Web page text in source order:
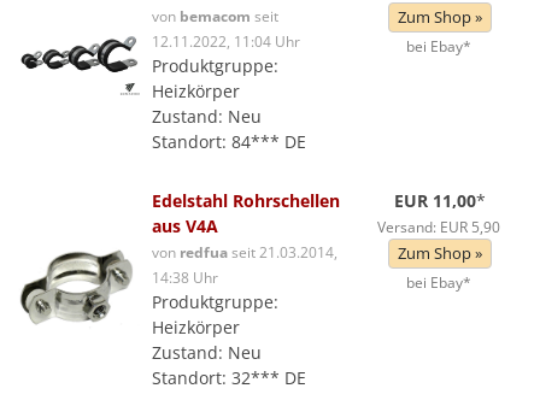
von bemacom seit
12.11.2022, 11:04 Uhr
Produktgruppe:
Heizkörper
Zustand: Neu
Standort: 84*** DE
Zum Shop »
bei Ebay*
Edelstahl Rohrschellen
aus V4A
von redfuaseit 21.03.2014,
14:38 Uhr
Produktgruppe:
Heizkörper
Zustand: Neu
Standort: 32*** DE
EUR 11,00*
Versand: EUR 5,90
Zum Shop »
bei Ebay*